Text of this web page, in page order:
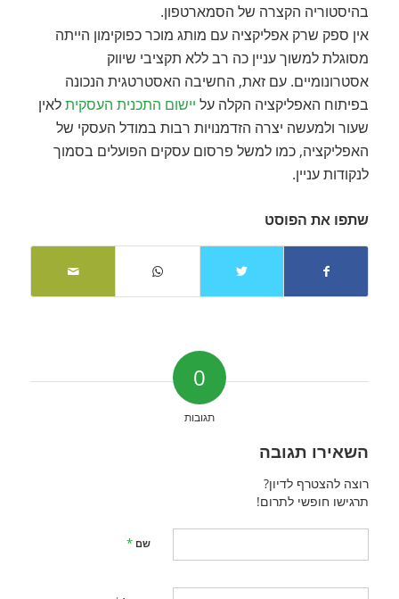
בהיסטוריה הקצרה של הסמארטפון.
אין ספק שרק אפליקציה עם מותג מוכר כפוקימון הייתה
מסוגלת למשוך עניין כה רב ללא תקציבי שיווק
אסטרונומיים. עם זאת, החשיבה האסטרטגית הנכונה
בפיתוח האפליקציה הקלה על יישום התכנית העסקיתלאין
שעור ולמעשה יצרה הזדמנויות רבות במודל העסקי של
האפליקציה, כמו למשל פרסום עסקים הפועלים בסמוך
לנקודות עניין.
שתפו את הפוסט
0
תגובות
השאירו תגובה
רוצה להצטרף לדיון?
תרגישו חופשי לתרום!
שם *